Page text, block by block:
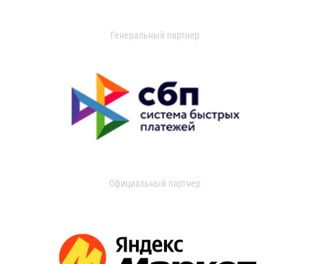
Генеральный партнер
Официальный партнер